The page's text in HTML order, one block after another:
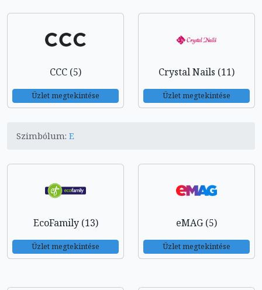
CCC (5)
Üzlet megtekintése
Crystal Nails (11)
Üzlet megtekintése
Szimbólum: E
EcoFamily (13)
Üzlet megtekintése
eMAG (5)
Üzlet megtekintése